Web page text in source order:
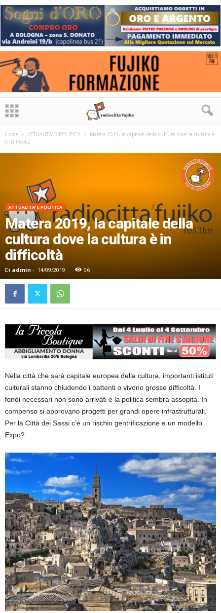
Home ATTUALITA' E POLITICA
Matera 2019, la capitale della cultura dove la cultura è
in difficoltà
ATTUALITA' E POLITICA
Matera 2019, la capitale della
cultura dove la cultura è in
difficoltà
Di admin - 14/09/2019 96
Nella città che sarà capitale europea della cultura, importanti istituti
culturali stanno chiudendo i battenti o vivono grosse difficoltà. I
fondi necessari non sono arrivati e la politica sembra assopita. In
compenso si approvano progetti per grandi opere infrastrutturali.
Per la Città dei Sassi c’è un rischio gentrificazione e un modello
Expo?